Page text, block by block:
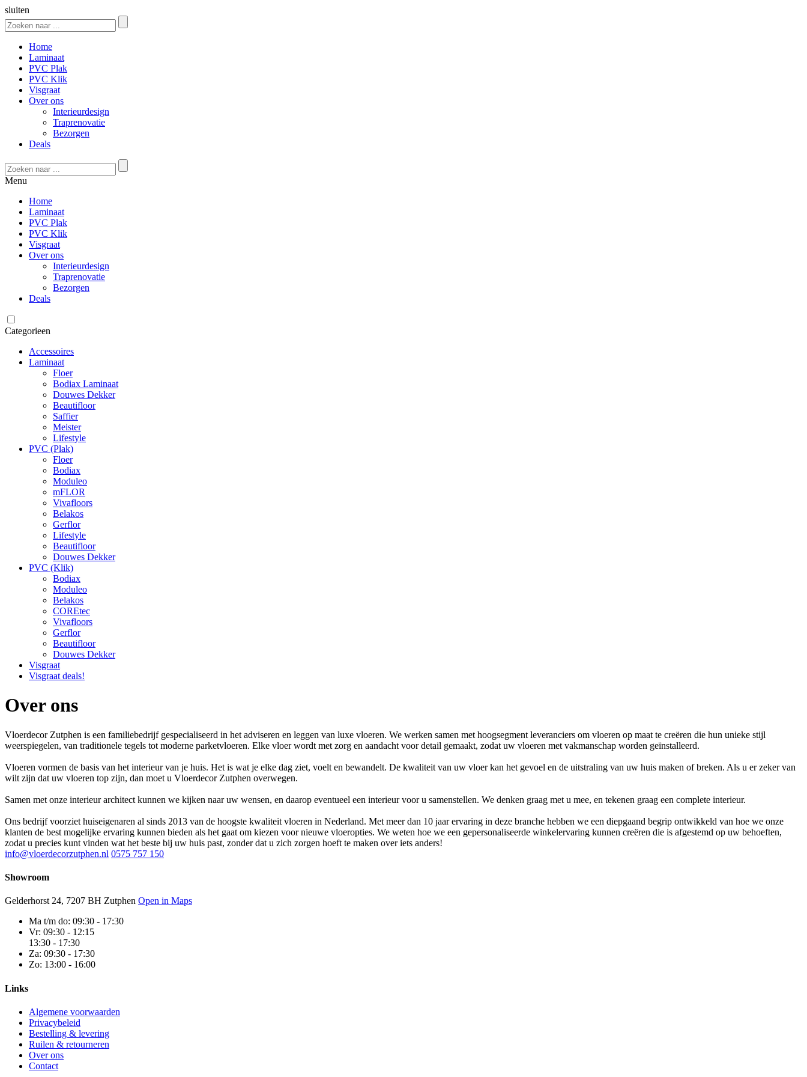
sluiten
Home
Laminaat
PVC Plak
PVC Klik
Visgraat
Over ons
Interieurdesign
Traprenovatie
Bezorgen
Deals
Menu
Home
Laminaat
PVC Plak
PVC Klik
Visgraat
Over ons
Interieurdesign
Traprenovatie
Bezorgen
Deals
Categorieen
Accessoires
Laminaat
Floer
Bodiax Laminaat
Douwes Dekker
Beautifloor
Saffier
Meister
Lifestyle
PVC (Plak)
Floer
Bodiax
Moduleo
mFLOR
Vivafloors
Belakos
Gerflor
Lifestyle
Beautifloor
Douwes Dekker
PVC (Klik)
Bodiax
Moduleo
Belakos
COREtec
Vivafloors
Gerflor
Beautifloor
Douwes Dekker
Visgraat
Visgraat deals!
Over ons
Vloerdecor Zutphen is een familiebedrijf gespecialiseerd in het adviseren en leggen van luxe vloeren. We werken samen met hoogsegment leveranciers om vloeren op maat te creëren die hun unieke stijl
weerspiegelen, van traditionele tegels tot moderne parketvloeren. Elke vloer wordt met zorg en aandacht voor detail gemaakt, zodat uw vloeren met vakmanschap worden geïnstalleerd.
Vloeren vormen de basis van het interieur van je huis. Het is wat je elke dag ziet, voelt en bewandelt. De kwaliteit van uw vloer kan het gevoel en de uitstraling van uw huis maken of breken. Als u er zeker van
wilt zijn dat uw vloeren top zijn, dan moet u Vloerdecor Zutphen overwegen.
Samen met onze interieur architect kunnen we kijken naar uw wensen, en daarop eventueel een interieur voor u samenstellen. We denken graag met u mee, en tekenen graag een complete interieur.
Ons bedrijf voorziet huiseigenaren al sinds 2013 van de hoogste kwaliteit vloeren in Nederland. Met meer dan 10 jaar ervaring in deze branche hebben we een diepgaand begrip ontwikkeld van hoe we onze
klanten de best mogelijke ervaring kunnen bieden als het gaat om kiezen voor nieuwe vloeropties. We weten hoe we een gepersonaliseerde winkelervaring kunnen creëren die is afgestemd op uw behoeften,
zodat u precies kunt vinden wat het beste bij uw huis past, zonder dat u zich zorgen hoeft te maken over iets anders!
info@vloerdecorzutphen.nl 0575 757 150
Showroom
Gelderhorst 24, 7207 BH Zutphen Open in Maps
Ma t/m do: 09:30 - 17:30
Vr: 09:30 - 12:15
13:30 - 17:30
Za: 09:30 - 17:30
Zo: 13:00 - 16:00
Links
Algemene voorwaarden
Privacybeleid
Bestelling & levering
Ruilen & retourneren
Over ons
Contact